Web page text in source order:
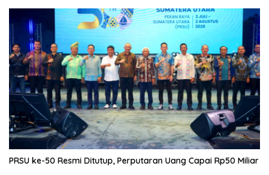
PRSU ke-50 Resmi Ditutup, Perputaran Uang Capai Rp50 Miliar